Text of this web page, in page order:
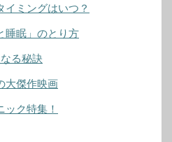
イミングはいつ？
睡眠」のとり方
る秘訣
大傑作映画
ク特集！